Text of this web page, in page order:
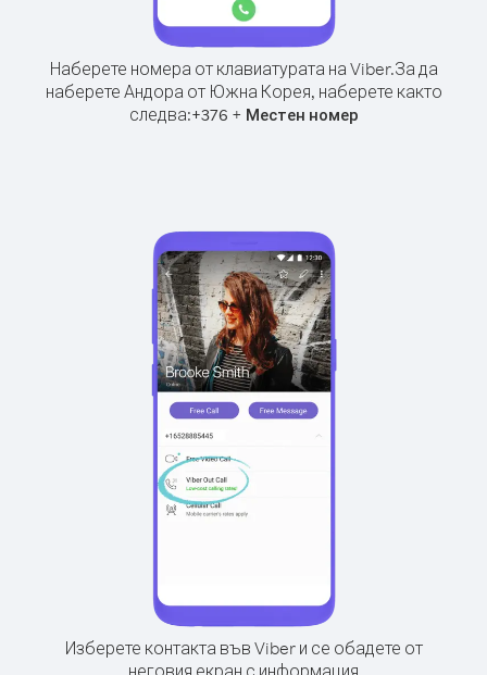
Наберете номера от клавиатурата на Viber.За да
наберете Андора от Южна Корея, наберете както
следва:+376 + Местен номер
Изберете контакта във Viber и се обадете от
неговия екран с информация